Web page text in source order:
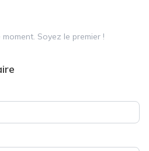
Soyez le premier !